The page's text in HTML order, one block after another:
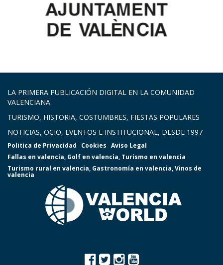
LA PRIMERA PUBLICACIÓN DIGITAL EN LA COMUNIDAD
VALENCIANA
TURISMO, HISTORIA, COSTUMBRES, FIESTAS POPULARES
NOTICIAS, OCIO, EVENTOS E INSTITUCIONAL, DESDE 1997
Politica de Privacidad Cookies Aviso Legal
Fallas en valencia, Golf en valencia, Turismo en valencia
Turismo rural en valencia, Gastronomía en valencia,Vinos de
valencia